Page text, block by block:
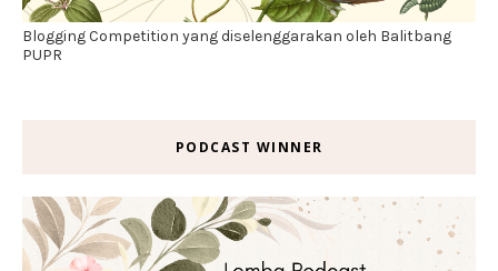
Blogging Competition yang diselenggarakan oleh Balitbang
PUPR
PODCAST WINNER